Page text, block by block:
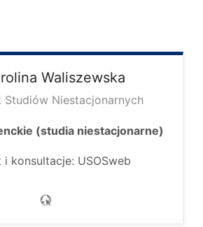
Waliszewska
Studiów Niestacjonarnych
(studia niestacjonarne)
konsultacje: USOSweb